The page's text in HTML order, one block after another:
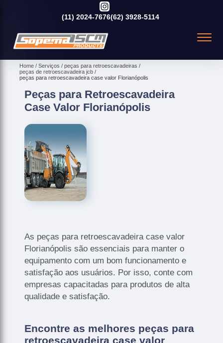
(11) 2024-7676(62) 3928-5114
Home Serviços
peças para retroescavadeiras
peças de retroescavadeira jcb
peças para retroescavadeira case valor Florianópolis
Peças para Retroescavadeira
Case Valor Florianópolis
As peças para retroescavadeira case valor
Florianópolis são essenciais para manter o
equipamento com um bom funcionamento e
satisfação aos usuários. Por isso, conte com
empresas capacitadas para produtos de alta
qualidade e satisfação.
Encontre as melhores peças para
retroescavadeira case valor